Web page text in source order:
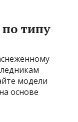
типу
модели
основе